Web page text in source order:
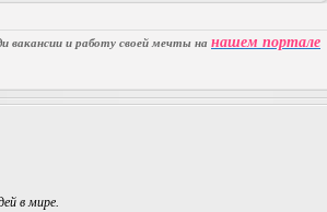
вакансии и работу своей мечты на нашем портале
в мире.